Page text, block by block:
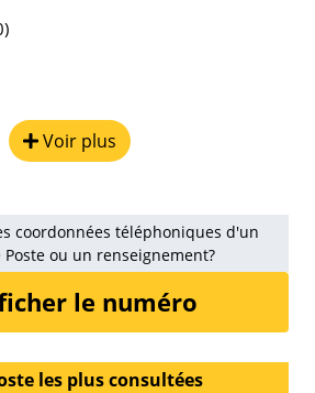
Voir plus
coordonnées téléphoniques d'un
ou un renseignement?
le numéro
les plus consultées